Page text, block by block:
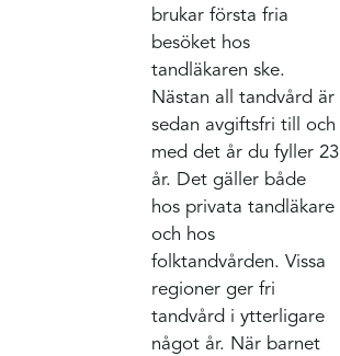
brukar första fria
besöket hos
tandläkaren ske.
Nästan all tandvård är
sedan avgiftsfri till och
med det år du fyller 23
år. Det gäller både
hos privata tandläkare
och hos
folktandvården. Vissa
regioner ger fri
tandvård i ytterligare
något år. När barnet